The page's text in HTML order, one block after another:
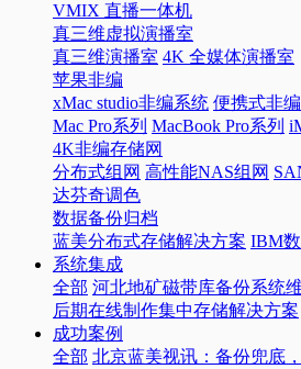
VMIX 直播一体机
真三维虚拟演播室
真三维演播室 4K 全媒体演播室
苹果非编
xMac studio非编系统 便携式非
Mac Pro系列 MacBook Pro系列
4K非编存储网
分布式组网 高性能NAS组网
达芬奇调色
数据备份归档
蓝美分布式存储解决方案 IBM
系统集成
全部 河北地矿磁带库备份系统
后期在线制作集中存储解决方案
成功案例
全部 北京蓝美视讯：备份兜底